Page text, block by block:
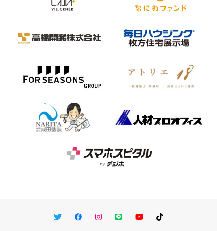
TwitterFacebookInstagram
LINE You TubeTikTok